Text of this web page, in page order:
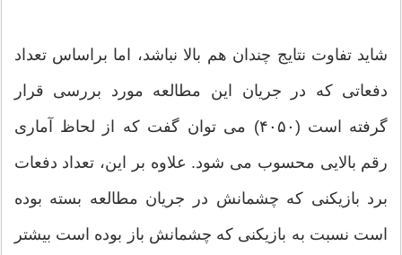
شاید تفاوت نتایج چندان هم بالا نباشد، اما براساس تعداد
دفعاتی که در جریان این مطالعه مورد بررسی قرار
گرفته است (۴۰۵۰) می توان گفت که از لحاظ آماری
رقم بالایی محسوب می شود. علاوه بر این، تعداد دفعات
برد بازیکنی که چشمانش در جریان مطالعه بسته بوده
است نسبت به بازیکنی که چشمانش باز بوده است بیشتر